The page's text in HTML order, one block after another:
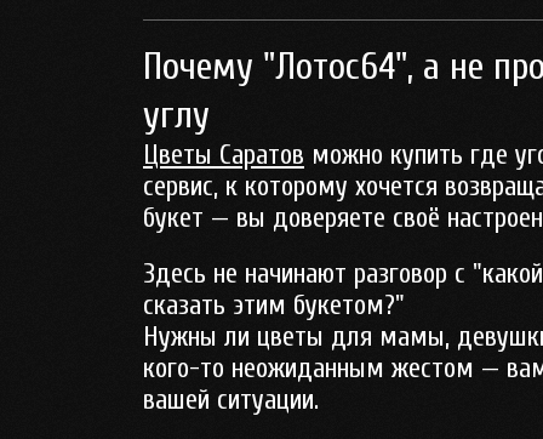
Почему "Лотос64", а не
углу
Цветы Саратов можно купить где
сервис, к которому хочется
букет — вы доверяете своё
Здесь не начинают разговор с
сказать этим букетом?"
Нужны ли цветы для мамы,
кого-то неожиданным жестом —
вашей ситуации.